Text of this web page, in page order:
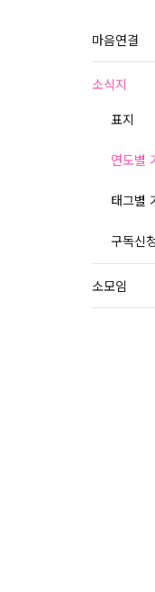
마음연결
소식지
표지
연도별
태그별
구독신
소모임